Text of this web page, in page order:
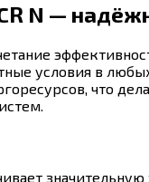
N —
условия в
что